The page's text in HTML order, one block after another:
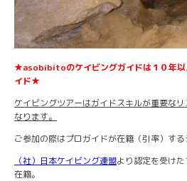
★asobibitoのケイビングガイドは１０年以
イド★
ケイビングツアーはガイドスキルが重要な
なります。
ご参加の際はプロガイドが在籍（引率）する
（社）日本ケイビング連盟より認定を受け
在籍。